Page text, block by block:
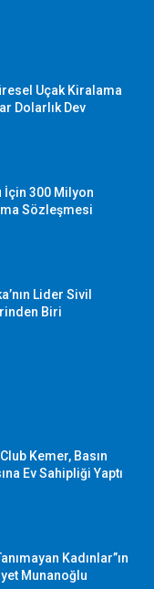
Uçak Kiralama
Dolarlık Dev
İçin 300 Milyon
Sözleşmesi
Lider Sivil
Biri
Kemer, Basın
Ev Sahipliği Yaptı
Kadınlar”ın
Munanoğlu